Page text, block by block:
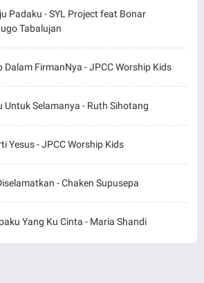
Padaku - SYL Project feat Bonar
Tabalujan
Dalam FirmanNya - JPCC Worship Kids
Untuk Selamanya - Ruth Sihotang
Yesus - JPCC Worship Kids
- Chaken Supusepa
Yang Ku Cinta - Maria Shandi